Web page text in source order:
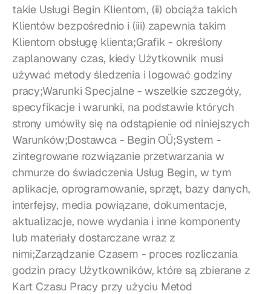
takie Usługi Begin Klientom, (ii) obciąża takich
Klientów bezpośrednio i (iii) zapewnia takim
Klientom obsługę klienta;Grafik - określony
zaplanowany czas, kiedy Użytkownik musi
używać metody śledzenia i logować godziny
pracy;Warunki Specjalne - wszelkie szczegóły,
specyfikacje i warunki, na podstawie których
strony umówiły się na odstąpienie od niniejszych
Warunków;Dostawca - Begin OÜ;System -
zintegrowane rozwiązanie przetwarzania w
chmurze do świadczenia Usług Begin, w tym
aplikacje, oprogramowanie, sprzęt, bazy danych,
interfejsy, media powiązane, dokumentacje,
aktualizacje, nowe wydania i inne komponenty
lub materiały dostarczane wraz z
nimi;Zarządzanie Czasem - proces rozliczania
godzin pracy Użytkowników, które są zbierane z
Kart Czasu Pracy przy użyciu Metod